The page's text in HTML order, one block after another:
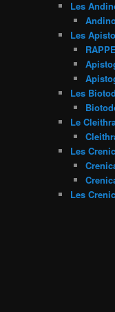
Les
Les
Les
Le
Les
Les